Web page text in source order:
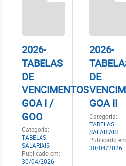
2026-
TABELAS
DE
VENCIMENTOS
GOA I /
GOO
Categoria:
TABELAS
SALARIAIS
Publicado em:
30/04/2026
2026-
DE
GOA II
Categoria:
TABELAS
SALARIAIS
Publicado
30/04/2026